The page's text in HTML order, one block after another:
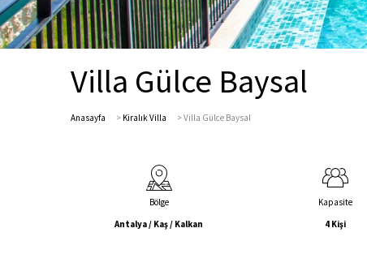
Villa Gülce Baysal
Anasayfa > Kiralık Villa >Villa Gülce Baysal
Bölge
Antalya / Kaş / Kalkan
Kapasite
4 Kişi